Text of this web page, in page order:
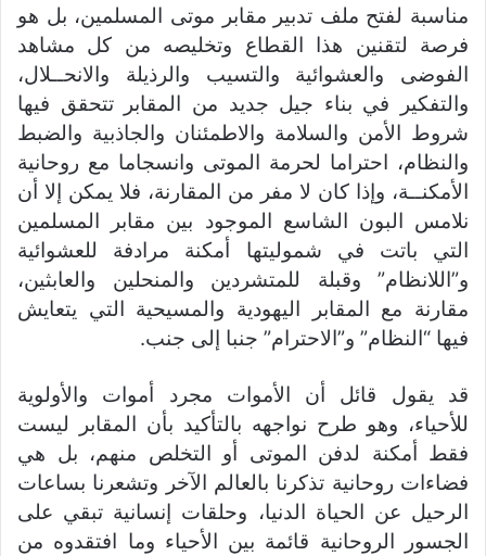
مناسبة لفتح ملف تدبير مقابر موتى المسلمين، بل هو
فرصة لتقنين هذا القطاع وتخليصه من كل مشاهد
الفوضى والعشوائية والتسيب والرذيلة والانحــلال،
والتفكير في بناء جيل جديد من المقابر تتحقق فيها
شروط الأمن والسلامة والاطمئنان والجاذبية والضبط
والنظام، احتراما لحرمة الموتى وانسجاما مع روحانية
الأمكنــة، وإذا كان لا مفر من المقارنة، فلا يمكن إلا أن
نلامس البون الشاسع الموجود بين مقابر المسلمين
التي باتت في شموليتها أمكنة مرادفة للعشوائية
و”اللانظام” وقبلة للمتشردين والمنحلين والعابثين،
مقارنة مع المقابر اليهودية والمسيحية التي يتعايش
فيها “النظام” و”الاحترام” جنبا إلى جنب.
قد يقول قائل أن الأموات مجرد أموات والأولوية
للأحياء، وهو طرح نواجهه بالتأكيد بأن المقابر ليست
فقط أمكنة لدفن الموتى أو التخلص منهم، بل هي
فضاءات روحانية تذكرنا بالعالم الآخر وتشعرنا بساعات
الرحيل عن الحياة الدنيا، وحلقات إنسانية تبقي على
الجسور الروحانية قائمة بين الأحياء وما افتقدوه من